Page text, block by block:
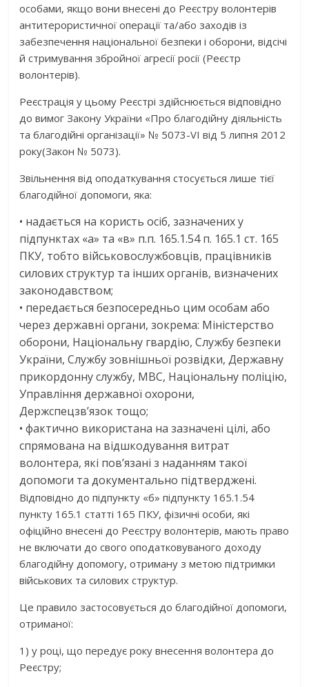
особами,якщо вони внесені до Реєстру волонтерів
антитерористичної операції та/або заходів із
забезпечення національної безпеки і оборони, відсічі
й стримування збройної агресіїросії (Реєстр
волонтерів).
Реєстрація у цьому Реєстрі здійснюється відповідно
до вимогЗакону України «Про благодійну діяльність
та благодійні організації» № 5073-VI від 5 липня 2012
року(Закон № 5073).
Звільнення від оподаткування стосується лише тієї
благодійної допомоги, яка:
• надається на користь осіб, зазначених у
підпунктах «а» та «в» п.п. 165.1.54 п. 165.1 ст. 165
ПКУ, тобто військовослужбовців, працівників
силових структур та інших органів, визначених
законодавством;
• передаєтьсябезпосередньо цим особам або
через державні органи, зокрема: Міністерство
оборони, Національну гвардію, Службу безпеки
України, Службу зовнішньої розвідки, Державну
прикордонну службу, МВС, Національну поліцію,
Управління державної охорони,
Держспецзв’язок тощо;
•фактично використана на зазначені цілі, або
спрямована на відшкодування витрат
волонтера, які пов’язані з наданням такої
допомоги тадокументально підтверджені.
Відповідно допідпункту «б» підпункту 165.1.54
пункту 165.1 статті 165 ПКУ,фізичні особи, які
офіційно внесені до Реєстру волонтерів, мають право
не включати до свого оподатковуваного доходу
благодійну допомогу, отриману з метою підтримки
військових та силових структур.
Це правило застосовується до благодійної допомоги,
отриманої:
1)у році, що передує року внесення волонтера до
Реєстру;